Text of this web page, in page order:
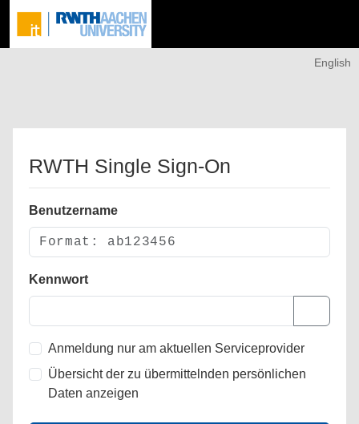
English
RWTH Single Sign-On
Benutzername
Kennwort
Anmeldung nur am aktuellen Serviceprovider
Übersicht der zu übermittelnden persönlichen
Daten anzeigen